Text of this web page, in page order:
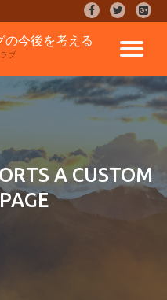
fa-
facebook
fa-
twitter
fa-
plus-
square
ナ
ビ
ゲ
ー
の今後を考える
ブ
A CUSTOM